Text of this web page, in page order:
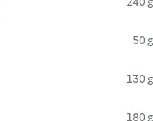
50 g
130 g
180 g